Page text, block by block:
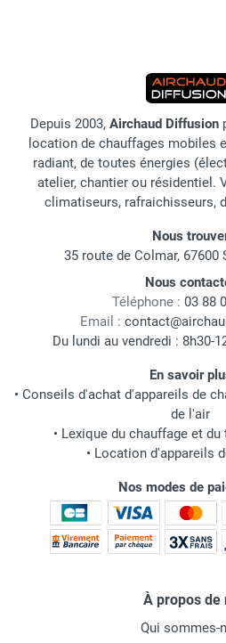
Depuis 2003, Airchaud Diffusion
location de chauffages mobiles
radiant, de toutes énergies
atelier, chantier ou résidentiel.
climatiseurs, rafraichisseurs,
Nous
35 route de Colmar, 67600
Nous
Téléphone : 03 88
Email :
Du lundi au vendredi : 8h30-
En savoir
• Conseils d'achat d'appareils de
de l'air
• Lexique du chauffage et
• Location d'appareils
Nos modes de
À propos de
Qui sommes-